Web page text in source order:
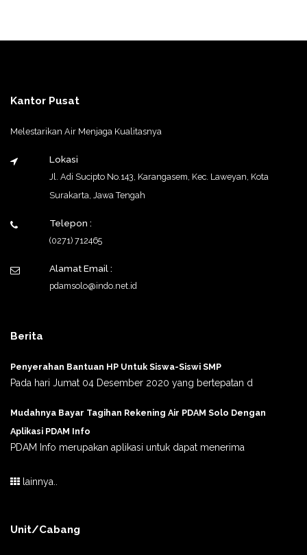
Kantor Pusat
Melestarikan Air Menjaga Kualitasnya
Lokasi
Jl. Adi Sucipto No.143, Karangasem, Kec. Laweyan, Kota
Surakarta, Jawa Tengah
Telepon :
(0271) 712465
Alamat Email :
pdamsolo@indo.net.id
Berita
Penyerahan Bantuan HP Untuk Siswa-Siswi SMP
Pada hari Jumat 04 Desember 2020 yang bertepatan d
Mudahnya Bayar Tagihan Rekening Air PDAM Solo Dengan
Aplikasi PDAM Info
PDAM Info merupakan aplikasi untuk dapat menerima
lainnya..
Unit/Cabang